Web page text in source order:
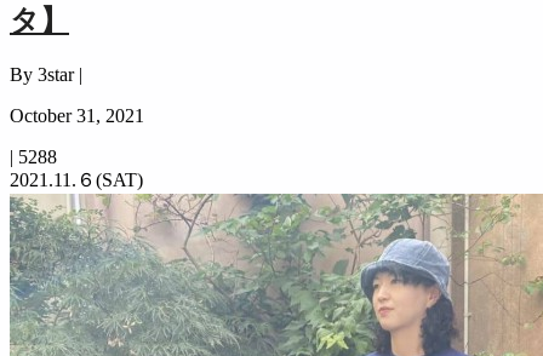
タ】
By 3star |
October 31, 2021
| 5288
2021.11.６(SAT)